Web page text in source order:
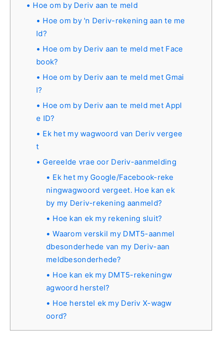
Hoe om by Deriv aan te meld
Hoe om by 'n Deriv-rekening aan te me
ld?
Hoe om by Deriv aan te meld met Face
book?
Hoe om by Deriv aan te meld met Gmai
l?
Hoe om by Deriv aan te meld met Appl
e ID?
Ek het my wagwoord van Deriv vergee
t
Gereelde vrae oor Deriv-aanmelding
Ek het my Google/Facebook-reke
ningwagwoord vergeet. Hoe kan ek
by my Deriv-rekening aanmeld?
Hoe kan ek my rekening sluit?
Waarom verskil my DMT5-aanmel
dbesonderhede van my Deriv-aan
meldbesonderhede?
Hoe kan ek my DMT5-rekeningw
agwoord herstel?
Hoe herstel ek my Deriv X-wagw
oord?